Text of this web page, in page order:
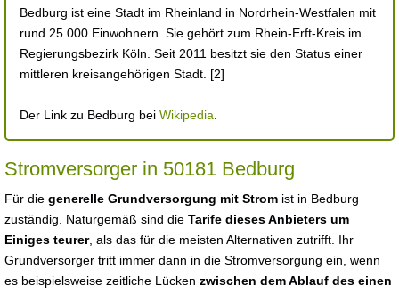
Bedburg ist eine Stadt im Rheinland in Nordrhein-Westfalen mit
rund 25.000 Einwohnern. Sie gehört zum Rhein-Erft-Kreis im
Regierungsbezirk Köln. Seit 2011 besitzt sie den Status einer
mittleren kreisangehörigen Stadt. [2]
Der Link zu Bedburg bei Wikipedia
Stromversorger in 50181 Bedburg
Für die generelle Grundversorgung mit Strom ist in Bedburg
zuständig. Naturgemäß sind die Tarife dieses Anbieters um
Einiges teurer, als das für die meisten Alternativen zutrifft. Ihr
Grundversorger tritt immer dann in die Stromversorgung ein, wenn
es beispielsweise zeitliche Lücken zwischen dem Ablauf des einen